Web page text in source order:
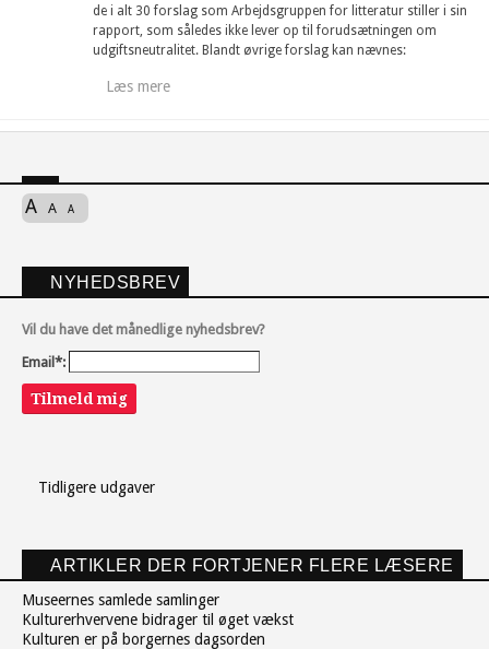
de i alt 30 forslag som Arbejdsgruppen for litteratur stiller i sin
rapport, som således ikke lever op til forudsætningen om
udgiftsneutralitet. Blandt øvrige forslag kan nævnes:
Læs mere
A A A
NYHEDSBREV
Vil du have det månedlige nyhedsbrev?
Email*:
Tilmeld mig
Tidligere udgaver
ARTIKLER DER FORTJENER FLERE LÆSERE
Museernes samlede samlinger
Kulturerhvervene bidrager til øget vækst
Kulturen er på borgernes dagsorden